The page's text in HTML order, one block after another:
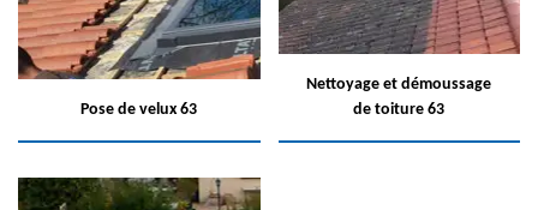
Pose de velux 63
Nettoyage et démoussage
de toiture 63